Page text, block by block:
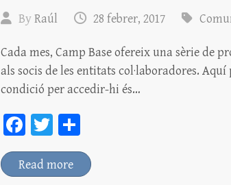
ByRaúl 28 febrer, 2017
Cada mes, Camp Base ofereix una sèrie de
als socis de les entitats col·laboradores.
condició per accedir-hi és…
Fa
ce
bo
T
wi
tt
o
m
Read more